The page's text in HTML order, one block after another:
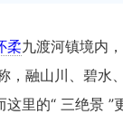
柔九渡河镇境内
，融山川、碧水
里的“ 三绝景 ”